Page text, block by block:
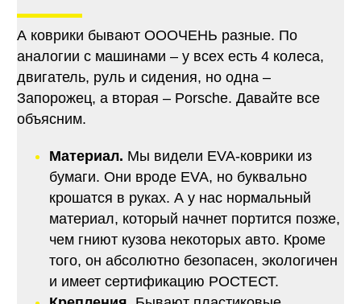
А коврики бывают ОООЧЕНЬ разные. По
аналогии с машинами – у всех есть 4 колеса,
двигатель, руль и сидения, но одна –
Запорожец, а вторая – Porsche. Давайте все
объясним.
Материал. Мы видели EVA-коврики из
бумаги. Они вроде EVA, но буквально
крошатся в руках. А у нас нормальный
материал, который начнет портится позже,
чем гниют кузова некоторых авто. Кроме
того, он абсолютно безопасен, экологичен
и имеет сертификацию РОСТЕСТ.